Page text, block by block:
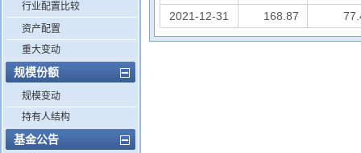
行业配置比较
资产配置
重大变动
规模份额
规模变动
持有人结构
基金公告
2021-12-31
168.87